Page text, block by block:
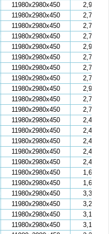
11980x2980x450
2,93
11980x2980x450
2,77
11980x2980x450
2,75
11980x2980x450
2,71
11980x2980x450
2,93
11980x2980x450
2,77
11980x2980x450
2,75
11980x2980x450
2,71
11980x2980x450
2,93
11980x2980x450
2,77
11980x2980x450 2,75
11980x2980x450
2,44
11980x2980x450
2,44
11980x2980x450
2,44
11980x2980x450
2,44
11980x2980x450 2,44
11980x2980x450
1,64
11980x2980x450 1,64
11980x2980x450
3,31
11980x2980x450
3,22
11980x2980x450
3,17
11980x2980x450
3,17